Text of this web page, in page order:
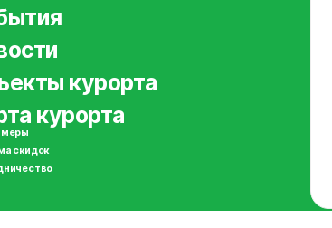
курорта
курорта
скидок